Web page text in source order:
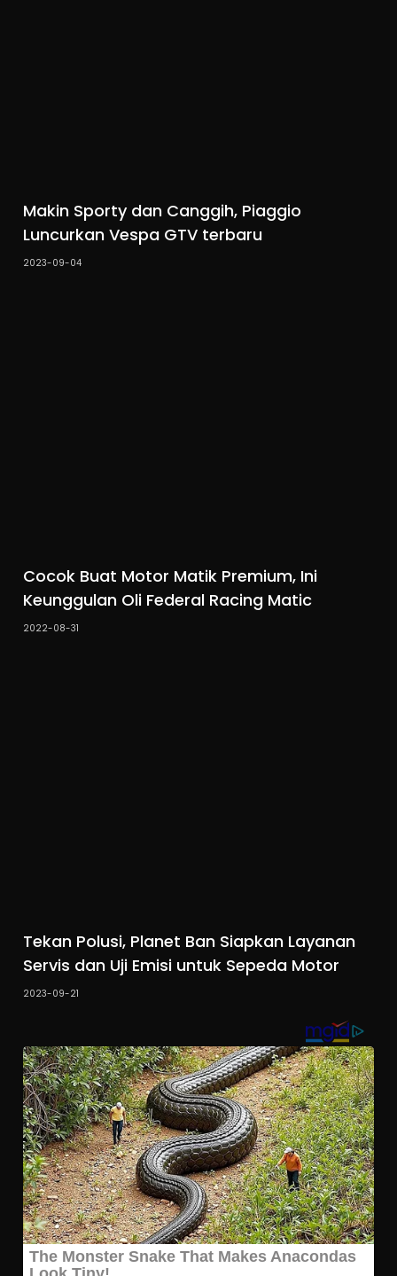
Makin Sporty dan Canggih, Piaggio
Luncurkan Vespa GTV terbaru
2023-09-04
Cocok Buat Motor Matik Premium, Ini
Keunggulan Oli Federal Racing Matic
2022-08-31
Tekan Polusi, Planet Ban Siapkan Layanan
Servis dan Uji Emisi untuk Sepeda Motor
2023-09-21